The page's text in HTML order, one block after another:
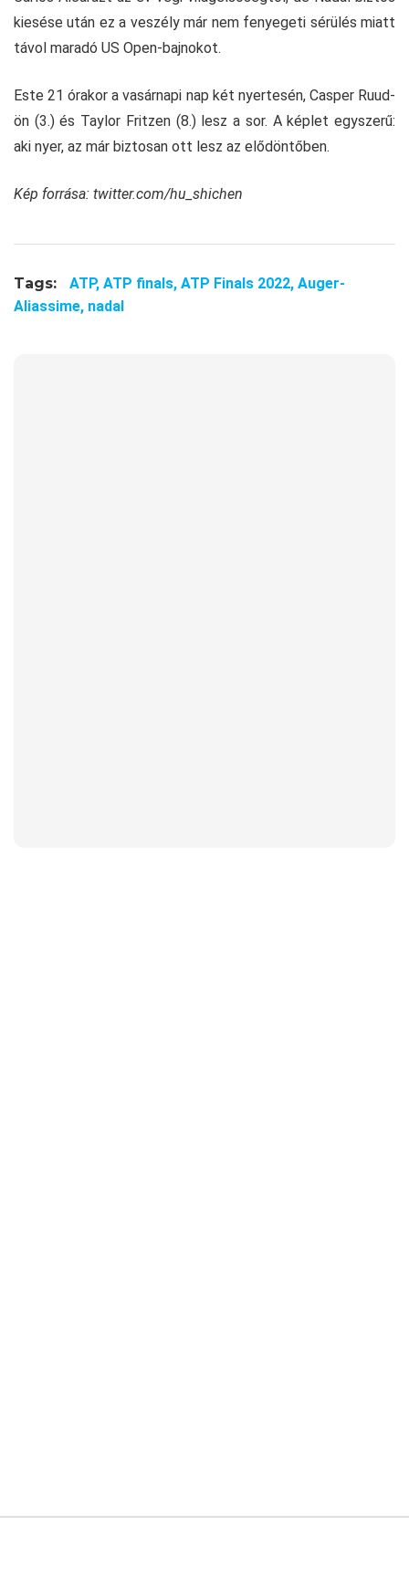
kiesése után ez a veszély már nem fenyegeti sérülés miatt
távol maradó US Open-bajnokot.
Este 21 órakor a vasárnapi nap két nyertesén, Casper Ruud-
ön (3.) és Taylor Fritzen (8.) lesz a sor. A képlet egyszerű:
aki nyer, az már biztosan ott lesz az elődöntőben.
Kép forrása: twitter.com/hu_shichen
Tags: ATP, ATP finals, ATP Finals 2022, Auger-
Aliassime, nadal